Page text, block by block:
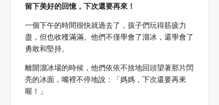
留下美好的回憶，下次還要再來！
一個下午的時間很快就過去了，孩子們玩得筋疲力
盡，但也收穫滿滿。他們不僅學會了溜冰，還學會了
勇敢和堅持。
離開溜冰場的時候，他們依依不捨地回頭望著那片閃
亮的冰面，嘴裡不停地說：「媽媽，下次還要再來
喔！」